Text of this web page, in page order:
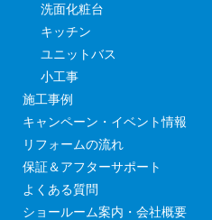
洗面化粧台
キッチン
ユニットバス
小工事
施工事例
キャンペーン・イベント情報
リフォームの流れ
保証＆アフターサポート
よくある質問
ショールーム案内・会社概要